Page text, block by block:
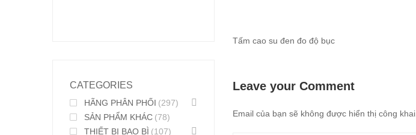
Tấm cao su đen đo độ bục
Leave your Comment
Email của bạn sẽ không được hiển thị công khai.
CATEGORIES
HÃNG PHÂN PHỐI (297)
SẢN PHẨM KHÁC (78)
THIẾT BỊ BAO BÌ (107)